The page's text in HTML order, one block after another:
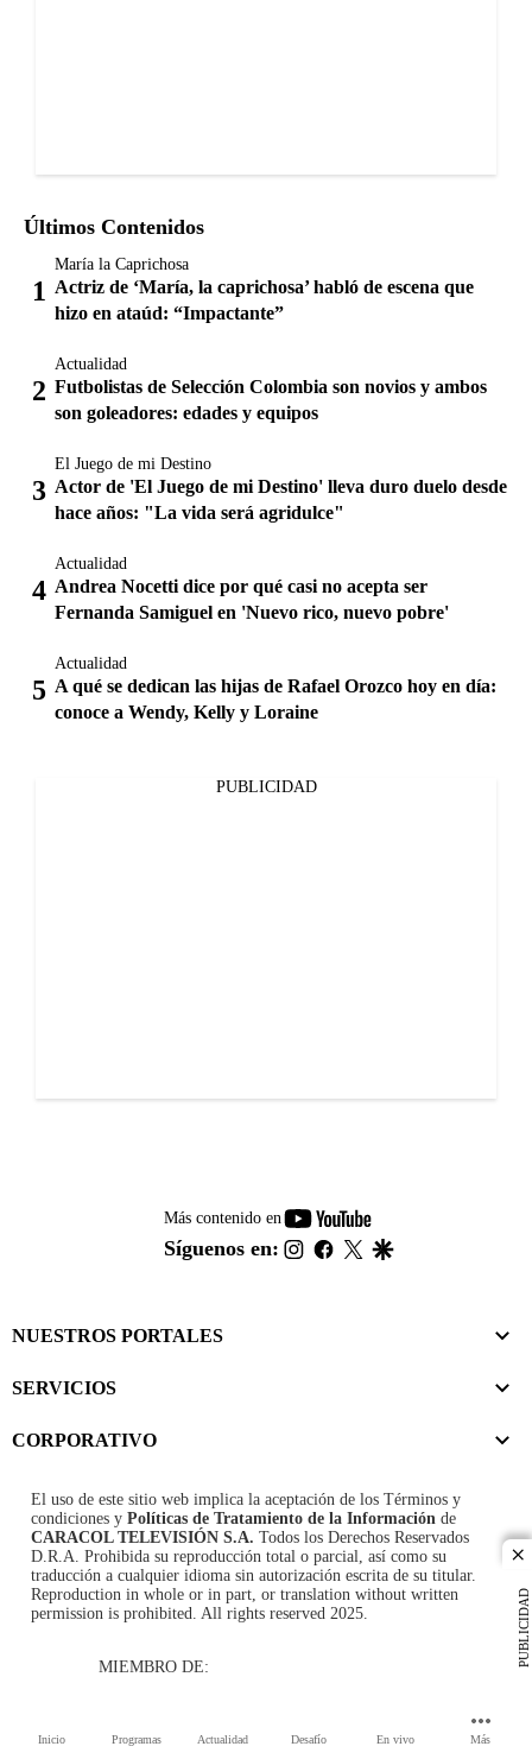
Inicio Programas Actualidad Desafío En vivo Más
PUBLICIDAD
Últimos Contenidos
María la Caprichosa
Actriz de ‘María, la caprichosa’ habló de escena que
hizo en ataúd: “Impactante”
Actualidad
Futbolistas de Selección Colombia son novios y ambos
son goleadores: edades y equipos
El Juego de mi Destino
Actor de 'El Juego de mi Destino' lleva duro duelo desde
hace años: "La vida será agridulce"
Actualidad
Andrea Nocetti dice por qué casi no acepta ser
Fernanda Samiguel en 'Nuevo rico, nuevo pobre'
Actualidad
A qué se dedican las hijas de Rafael Orozco hoy en día:
conoce a Wendy, Kelly y Loraine
PUBLICIDAD
Más contenido en
youtube-
footer
Síguenos en: instagram
facebook
twitter
NUESTROS PORTALES
SERVICIOS
CORPORATIVO
El uso de este sitio web implica la aceptación de los Términos y
condiciones y Políticas de Tratamiento de la Información de
CARACOL TELEVISIÓN S.A. Todos los Derechos Reservados
D.R.A. Prohibida su reproducción total o parcial, así como su
traducción a cualquier idioma sin autorización escrita de su titular.
Reproduction in whole or in part, or translation without written
permission is prohibited. All rights reserved 2025.
MIEMBRO DE: